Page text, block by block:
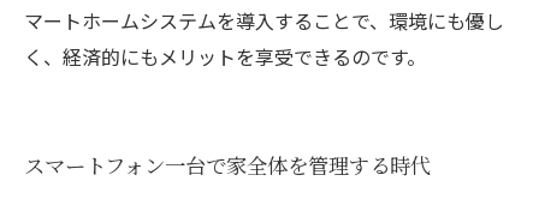
マートホームシステムを導入することで、環境にも優し
く、経済的にもメリットを享受できるのです。
スマートフォン一台で家全体を管理する時代